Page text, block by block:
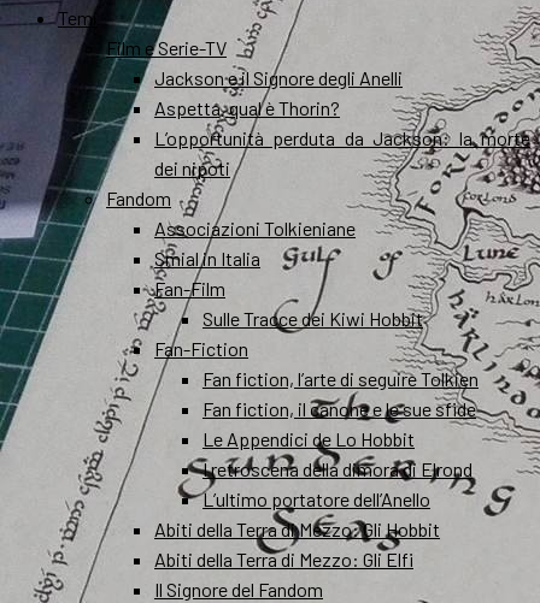
Temi
Film e Serie-TV
Jackson e il Signore degli Anelli
Aspetta, qual è Thorin?
L’opportunità perduta da Jackson: la morte
dei nipoti
Fandom
Associazioni Tolkieniane
Smial in Italia
Fan-Film
Sulle Tracce dei Kiwi Hobbit
Fan-Fiction
Fan fiction, l’arte di seguire Tolkien
Fan fiction, il canone e le sue sfide
Le Appendici de Lo Hobbit
I retroscena della dimora di Elrond
L’ultimo portatore dell’Anello
Abiti della Terra di Mezzo: Gli Hobbit
Abiti della Terra di Mezzo: Gli Elfi
Il Signore del Fandom